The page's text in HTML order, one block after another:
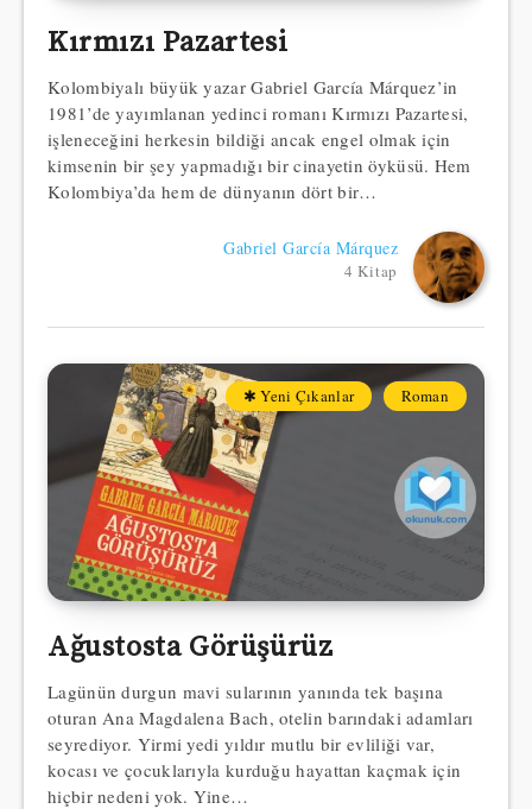
Kırmızı Pazartesi
Kolombiyalı büyük yazar Gabriel García Márquez’in
1981’de yayımlanan yedinci romanı Kırmızı Pazartesi,
işleneceğini herkesin bildiği ancak engel olmak için
kimsenin bir şey yapmadığı bir cinayetin öyküsü. Hem
Kolombiya’da hem de dünyanın dört bir…
Gabriel García Márquez
4 Kitap
✱ Yeni Çıkanlar Roman
Ağustosta Görüşürüz
Lagünün durgun mavi sularının yanında tek başına
oturan Ana Magdalena Bach, otelin barındaki adamları
seyrediyor. Yirmi yedi yıldır mutlu bir evliliği var,
kocası ve çocuklarıyla kurduğu hayattan kaçmak için
hiçbir nedeni yok. Yine…